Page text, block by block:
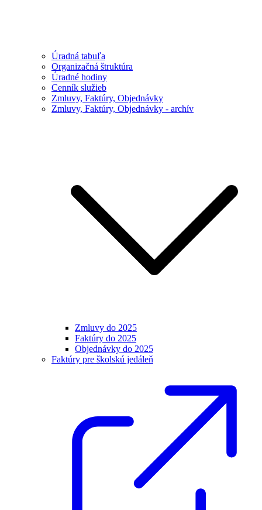
Úradná tabuľa
Organizačná štruktúra
Úradné hodiny
Cenník služieb
Zmluvy, Faktúry, Objednávky
Zmluvy, Faktúry, Objednávky - archív
Zmluvy do 2025
Faktúry do 2025
Objednávky do 2025
Faktúry pre školskú jedáleň